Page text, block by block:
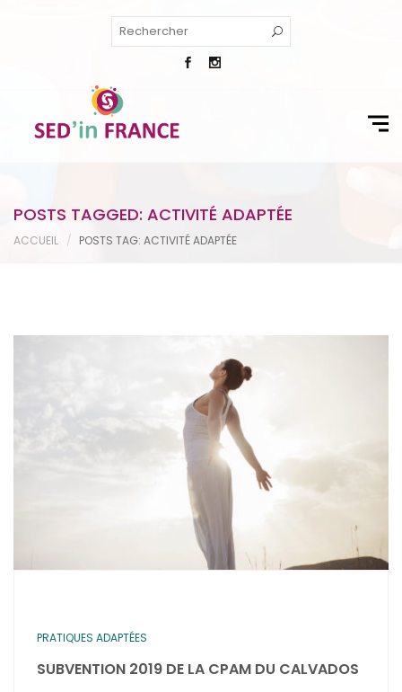
POSTS TAGGED: ACTIVITÉ ADAPTÉE
ACCUEIL POSTS TAG: ACTIVITÉ ADAPTÉE
PRATIQUES ADAPTÉES
SUBVENTION 2019 DE LA CPAM DU CALVADOS